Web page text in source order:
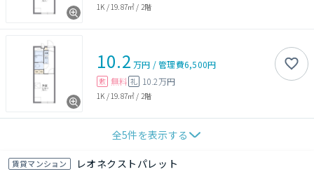
1K / 19.87㎡ / 2階
10.2 万円 /管理費6,500円
敷 無料 礼 10.2万円
1K / 19.87㎡ / 2階
全5件を表示する
賃貸マンション レオネクストパレット